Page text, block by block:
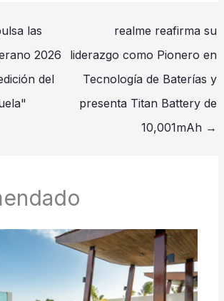
las
2026
del
realme reafirma su
liderazgo como Pionero en
Tecnología de Baterías y
presenta Titan Battery de
10,001mAh →